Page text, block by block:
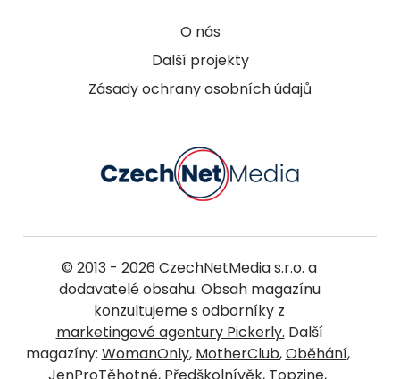
O nás
Další projekty
Zásady ochrany osobních údajů
© 2013 - 2026 CzechNetMedia s.r.o. a
dodavatelé obsahu. Obsah magazínu
konzultujeme s odborníky z
marketingové agentury Pickerly. Další
magazíny: WomanOnly, MotherClub,Oběhání,